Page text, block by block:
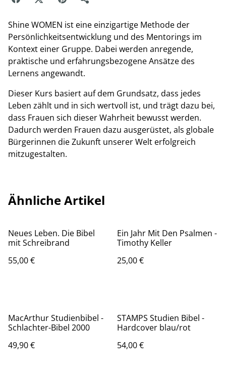
Shine WOMEN ist eine einzigartige Methode der
Persönlichkeitsentwicklung und des Mentorings im
Kontext einer Gruppe. Dabei werden anregende,
praktische und erfahrungsbezogene Ansätze des
Lernens angewandt.
Dieser Kurs basiert auf dem Grundsatz, dass jedes
Leben zählt und in sich wertvoll ist, und trägt dazu bei,
dass Frauen sich dieser Wahrheit bewusst werden.
Dadurch werden Frauen dazu ausgerüstet, als globale
Bürgerinnen die Zukunft unserer Welt erfolgreich
mitzugestalten.
Ähnliche Artikel
Neues Leben. Die Bibel
mit Schreibrand
55,00 €
Ein Jahr Mit Den Psalmen -
Timothy Keller
25,00 €
MacArthur Studienbibel -
Schlachter-Bibel 2000
49,90 €
STAMPS Studien Bibel -
Hardcover blau/rot
54,00 €